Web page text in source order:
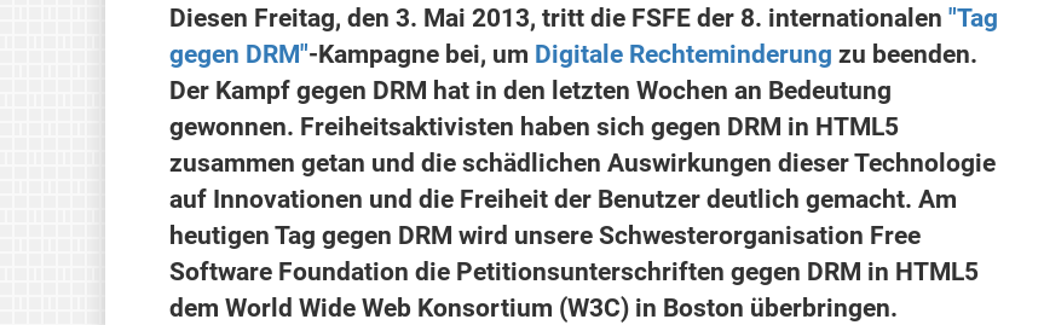
Diesen Freitag, den 3. Mai 2013, tritt die FSFE der 8. internationalen "Tag
gegen DRM"-Kampagne bei, um Digitale Rechteminderung zu beenden.
Der Kampf gegen DRM hat in den letzten Wochen an Bedeutung
gewonnen. Freiheitsaktivisten haben sich gegen DRM in HTML5
zusammen getan und die schädlichen Auswirkungen dieser Technologie
auf Innovationen und die Freiheit der Benutzer deutlich gemacht. Am
heutigen Tag gegen DRM wird unsere Schwesterorganisation Free
Software Foundation die Petitionsunterschriften gegen DRM in HTML5
dem World Wide Web Konsortium (W3C) in Boston überbringen.